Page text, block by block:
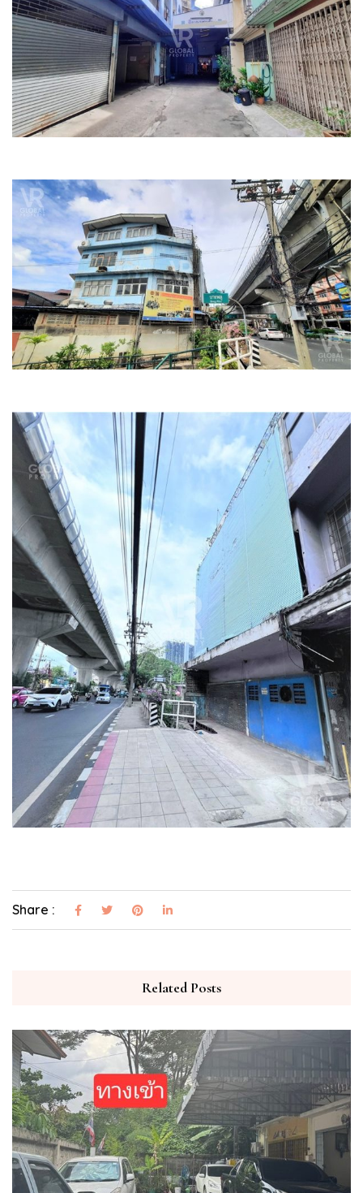
Share :
Related Posts